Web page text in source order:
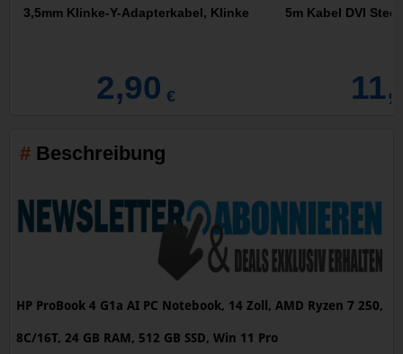
3,5mm Klinke-Y-Adapterkabel, Klinke
2,90 €
5m Kabel DVI
Beschreibung
HP ProBook 4 G1a AI PC Notebook, 14 Zoll, AMD Ryzen 7 250,
8C/16T, 24 GB RAM, 512 GB SSD, Win 11 Pro